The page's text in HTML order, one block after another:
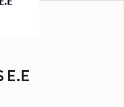
Ε.Ε